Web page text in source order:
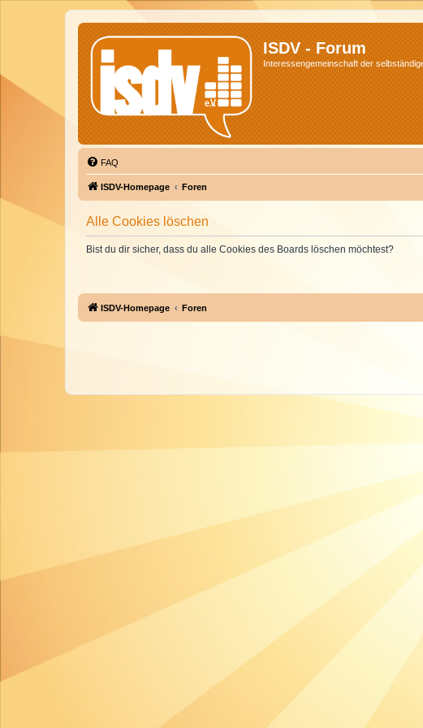
ISDV - Forum
Interessengemeinschaft der
FAQ
ISDV-Homepage Foren
Alle Cookies löschen
Bist du dir sicher, dass du alle Cookies des Boards löschen möchtest?
ISDV-Homepage Foren